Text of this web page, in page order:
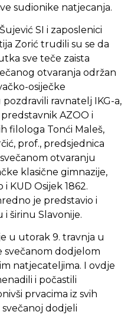
sudionike natjecanja.
SI i zaposlenici
Zorić trudili su se da
sve teče zaista
otvaranja održan
osiječke
ravnatelj IKG-a,
AZOO i
filologa Tonći Maleš,
prof., predsjednica
otvaranju
klasične gimnazije,
KUD Osijek 1862.
je predstavio i
i širinu Slavonije.
u utorak 9. travnja u
svečanom dodjelom
natjecateljima. I ovdje
i počastili
prvacima iz svih
dodjeli